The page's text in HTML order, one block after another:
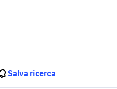
Salva ricerca